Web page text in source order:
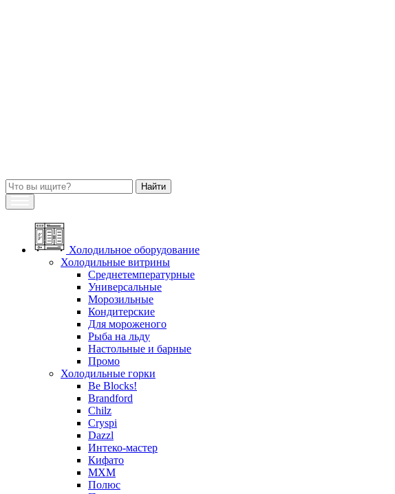
Холодильное оборудование
Холодильные витрины
Среднетемпературные
Универсальные
Морозильные
Кондитерские
Для мороженого
Рыба на льду
Настольные и барные
Промо
Холодильные горки
Be Blocks!
Brandford
Chilz
Cryspi
Dazzl
Интеко-мастер
Кифато
МХМ
Полюс